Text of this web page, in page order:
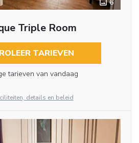
6
Triple Room
TARIEVEN
tarieven van vandaag
details en beleid